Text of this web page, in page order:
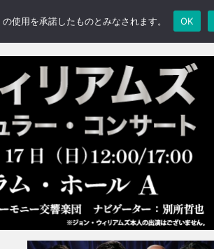
使用を承諾したものとみなされます。 OK